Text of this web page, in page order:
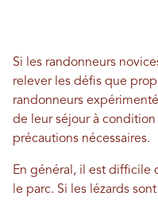
Si les randonneurs
relever les défis que
randonneurs
de leur séjour à
précautions nécessaires.
En général, il est difficile
le parc. Si les lézards